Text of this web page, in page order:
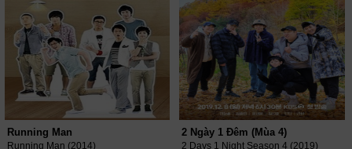
Running Man
Running Man (2014)
2 Ngày 1 Đêm (Mùa 4)
2 Days 1 Night Season 4 (2019)